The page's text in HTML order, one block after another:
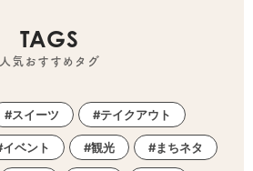
TAGS
人気おすすめタグ
スイーツ テイクアウト
イベント 観光 まちネタ